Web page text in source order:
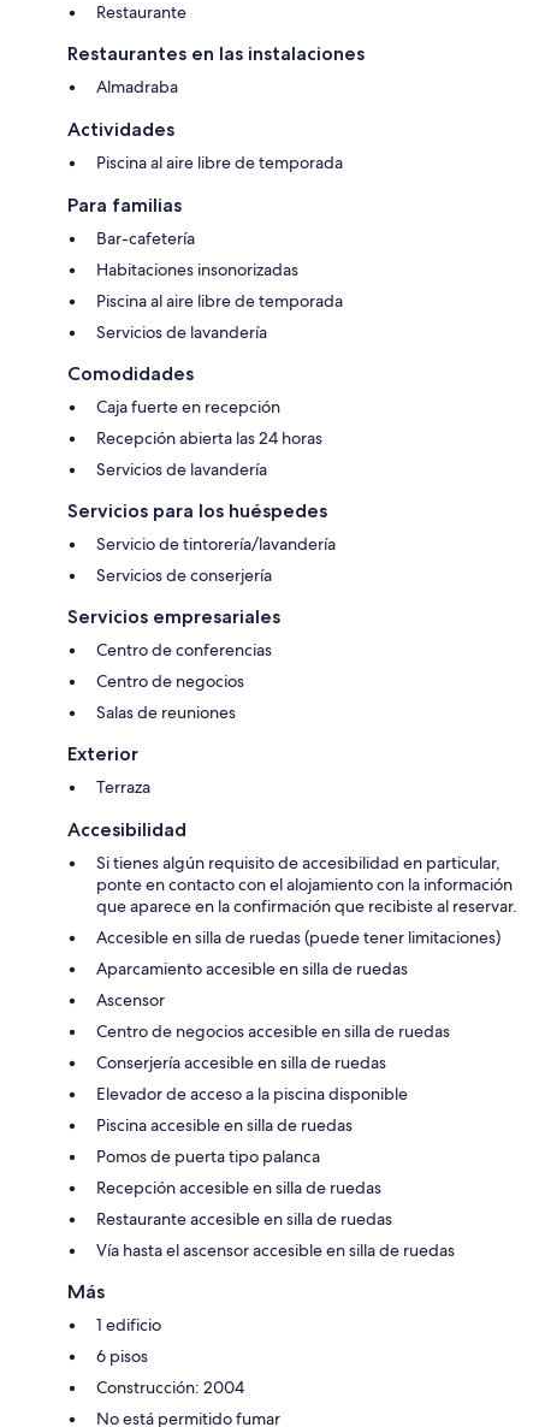
Restaurante
Restaurantes en las instalaciones
Almadraba
Actividades
Piscina al aire libre de temporada
Para familias
Bar-cafetería
Habitaciones insonorizadas
Piscina al aire libre de temporada
Servicios de lavandería
Comodidades
Caja fuerte en recepción
Recepción abierta las 24 horas
Servicios de lavandería
Servicios para los huéspedes
Servicio de tintorería/lavandería
Servicios de conserjería
Servicios empresariales
Centro de conferencias
Centro de negocios
Salas de reuniones
Exterior
Terraza
Accesibilidad
Si tienes algún requisito de accesibilidad en particular,
ponte en contacto con el alojamiento con la información
que aparece en la confirmación que recibiste al reservar.
Accesible en silla de ruedas (puede tener limitaciones)
Aparcamiento accesible en silla de ruedas
Ascensor
Centro de negocios accesible en silla de ruedas
Conserjería accesible en silla de ruedas
Elevador de acceso a la piscina disponible
Piscina accesible en silla de ruedas
Pomos de puerta tipo palanca
Recepción accesible en silla de ruedas
Restaurante accesible en silla de ruedas
Vía hasta el ascensor accesible en silla de ruedas
Más
1 edificio
6 pisos
Construcción: 2004
No está permitido fumar